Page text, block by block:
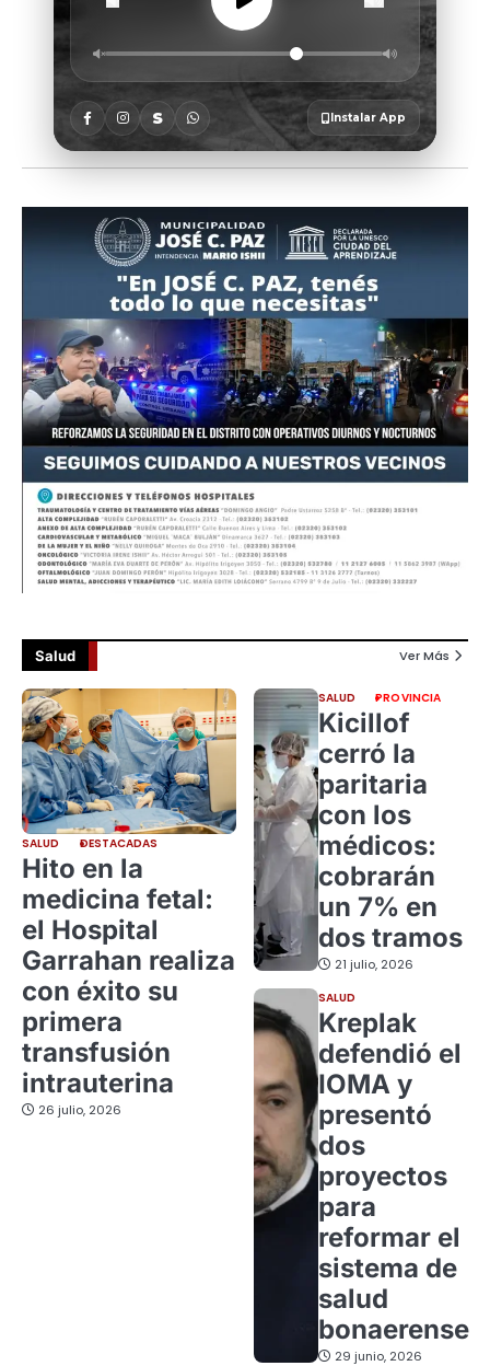
Salud Ver Más
SALUD DESTACADAS
Hito en la
medicina fetal:
el Hospital
Garrahan realiza
con éxito su
primera
transfusión
intrauterina
26 julio, 2026
SALUD PROVINCIA
Kicillof
cerró la
paritaria
con los
médicos:
cobrarán
un 7% en
dos tramos
21 julio, 2026
SALUD
Kreplak
defendió el
IOMA y
presentó
dos
proyectos
para
reformar el
sistema de
salud
bonaerense
29 junio, 2026